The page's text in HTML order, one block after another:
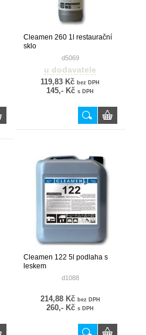
Cleamen 260 1l restaurační
sklo
d5069
u dodavatele
119,83 Kč bez DPH
145,- Kč s DPH
Cleamen 122 5l podlaha s
leskem
d1088
214,88 Kč bez DPH
260,- Kč s DPH